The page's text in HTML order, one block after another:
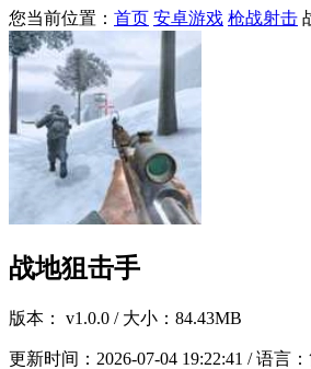
您当前位置： 首页 安卓游戏 枪战射击
战地狙击手
版本： v1.0.0 / 大小：84.43MB
更新时间： 2026-07-04 19:22:41 / 语言